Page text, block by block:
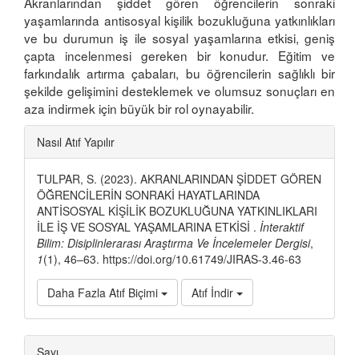
yaşamlarında antisosyal kişilik bozukluğuna yatkınlıkları
ve bu durumun iş ile sosyal yaşamlarına etkisi, geniş
çapta incelenmesi gereken bir konudur. Eğitim ve
farkındalık artırma çabaları, bu öğrencilerin sağlıklı bir
şekilde gelişimini desteklemek ve olumsuz sonuçları en
aza indirmek için büyük bir rol oynayabilir.
Article
Details
Nasıl Atıf Yapılır
TULPAR, S. (2023). AKRANLARINDAN ŞİDDET GÖREN
ÖĞRENCİLERİN SONRAKİ HAYATLARINDA
ANTİSOSYAL KİŞİLİK BOZUKLUĞUNA YATKINLIKLARI
İLE İŞ VE SOSYAL YAŞAMLARINA ETKİSİ . İnteraktif
Bilim: Disiplinlerarası Araştırma Ve İncelemeler Dergisi,
1(1), 46–63. https://doi.org/10.61749/JIRAS-3.46-63
Daha Fazla Atıf Biçimi Atıf İndir
Sayı